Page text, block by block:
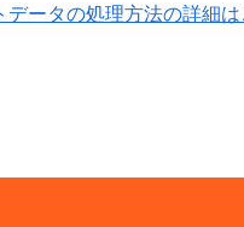
データの処理方法の詳細